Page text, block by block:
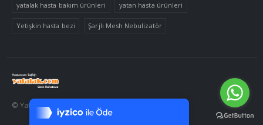
7/24 Canlı Destek
%100 Sorunsuz Alışveriş
yatalak hasta bakım ürünleri yatan hasta ürünleri
Yetişkin hasta bezi Şarjlı Mesh Nebulizatör
© Yatalak.com 2020. Tüm Hakları Saklıdır